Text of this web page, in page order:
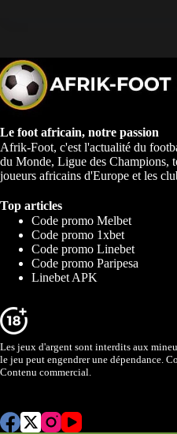
Le foot africain, notre passion
Afrik-Foot, c'est l'actualité du
du Monde, Ligue des Champions,
joueurs africains d'Europe et les
Top articles
Code promo Melbet
Code promo 1xbet
Code promo Linebet
Code promo Paripesa
Linebet APK
Les jeux d'argent sont interdits aux
le jeu peut engendrer une dépendance.
Contenu commercial.